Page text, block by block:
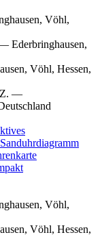
Vöhl,
Ederbringhausen,
Vöhl, Hessen,
—
Sanduhrdiagramm
Vöhl,
Vöhl, Hessen,